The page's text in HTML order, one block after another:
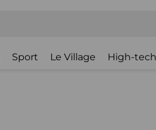
Sport Le Village High-tech